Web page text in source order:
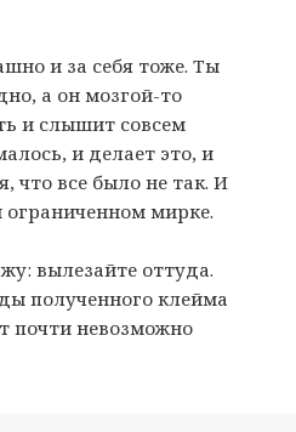
и за себя тоже. Ты
а он мозгой-то
и слышит совсем
и делает это, и
что все было не так. И
ограниченном мирке.
вылезайте оттуда.
полученного клейма
почти невозможно